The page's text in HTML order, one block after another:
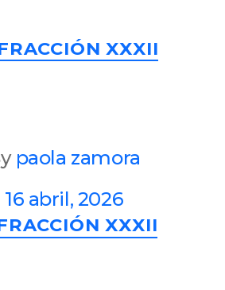
CategoriesXXXII
paola zamora
16 abril, 2026
CategoriesXXXII